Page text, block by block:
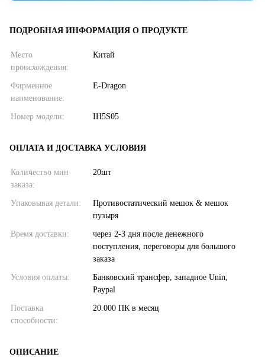
ПОДРОБНАЯ ИНФОРМАЦИЯ О ПРОДУКТЕ
Место
происхождения:
Китай
Фирменное
наименование:
E-Dragon
Номер модели: IH5S05
ОПЛАТА И ДОСТАВКА УСЛОВИЯ
Количество мин
заказа:
20шт
Упаковывая детали:
Противостатический мешок & мешок
пузыря
Время доставки:
через 2-3 дня после денежного
поступления, переговоры для большого
заказа
Условия оплаты:
Банковский трансфер, западное Unin,
Paypal
Поставка
способности:
20.000 ПК в месяц
ОПИСАНИЕ